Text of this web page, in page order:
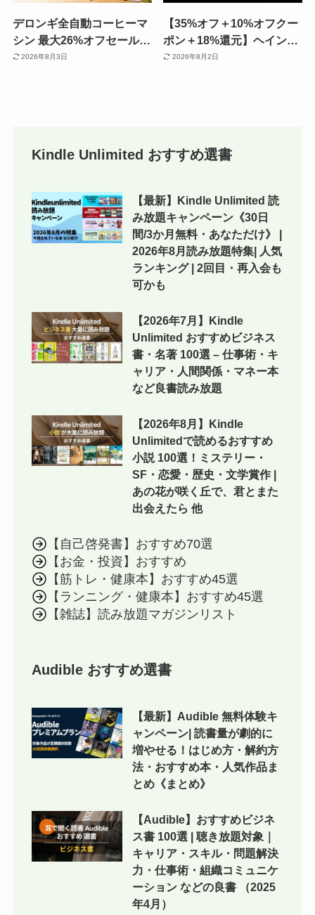
デロンギ全自動コーヒーマ
シン 最大26%オフセール |
エスプレッソマシンなら
2026年8月3日
【35%オフ＋10%オフクー
ポン＋18%還元】ヘインズ
定番ビーフィーTシャツ が
2026年8月2日
Kindle Unlimited おすすめ選書
【最新】Kindle Unlimited 読
み放題キャンペーン《30日
間/3か月無料・あなただけ》 |
2026年8月読み放題特集| 人気
ランキング | 2回目・再入会も
可かも
【2026年7月】Kindle
Unlimited おすすめビジネス
書・名著 100選 – 仕事術・キ
ャリア・人間関係・マネー本
など良書読み放題
【2026年8月】Kindle
Unlimitedで読めるおすすめ
小説 100選！ミステリー・
SF・恋愛・歴史・文学賞作 |
あの花が咲く丘で、君とまた
出会えたら 他
【自己啓発書】おすすめ70選
【お金・投資】おすすめ
【筋トレ・健康本】おすすめ45選
【ランニング・健康本】おすすめ45選
【雑誌】読み放題マガジンリスト
Audible おすすめ選書
【最新】Audible 無料体験キ
ャンペーン| 読書量が劇的に
増やせる！はじめ方・解約方
法・おすすめ本・人気作品ま
とめ《まとめ》
【Audible】おすすめビジネ
ス書 100選 | 聴き放題対象｜
キャリア・スキル・問題解決
力・仕事術・組織コミュニケ
ーション などの良書 （2025
年4月）